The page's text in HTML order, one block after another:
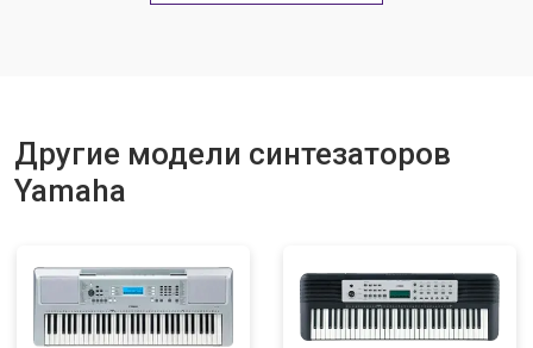
Ремонт корпусных элементов от 1800 ₽
Замена экрана от 1500 ₽ Заказать
Замена стоковых потенциометров
Другие модели синтезаторов
Yamaha